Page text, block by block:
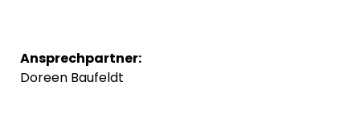
Ansprechpartner:
Doreen Baufeldt